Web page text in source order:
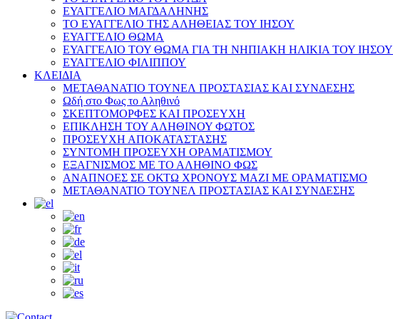
ΕΥΑΓΓΕΛΙΟ ΜΑΓΔΑΛΗΝΗΣ
ΤΟ ΕΥΑΓΓΕΛΙΟ ΤΗΣ ΑΛΗΘΕΙΑΣ ΤΟΥ ΙΗΣΟΥ
ΕΥΑΓΓΕΛΙΟ ΘΩΜΑ
ΕΥΑΓΓΕΛΙΟ ΤΟΥ ΘΩΜΑ ΓΙΑ ΤΗ ΝΗΠΙΑΚΗ ΗΛΙΚΙΑ ΤΟΥ ΙΗΣΟΥ
ΕΥΑΓΓΕΛΙΟ ΦΙΛΙΠΠΟΥ
ΚΛΕΙΔΙΑ
ΜΕΤΑΘΑΝΑΤΙΟ ΤΟΥΝΕΛ ΠΡΟΣΤΑΣΙΑΣ ΚΑΙ ΣΥΝΔΕΣΗΣ
Ωδή στο Φως το Αληθινό
ΣΚΕΠΤΟΜΟΡΦΕΣ ΚΑΙ ΠΡΟΣΕΥΧΗ
ΕΠΙΚΛΗΣΗ ΤΟΥ ΑΛΗΘΙΝΟΥ ΦΩΤΟΣ
ΠΡΟΣΕΥΧΗ ΑΠΟΚΑΤΑΣΤΑΣΗΣ
ΣΥΝΤΟΜΗ ΠΡΟΣΕΥΧΗ ΟΡΑΜΑΤΙΣΜΟΥ
ΕΞΑΓΝΙΣΜΟΣ ΜΕ ΤΟ ΑΛΗΘΙΝΟ ΦΩΣ
ΑΝΑΠΝΟΕΣ ΣΕ ΟΚΤΩ ΧΡΟΝΟΥΣ ΜΑΖΙ ΜΕ ΟΡΑΜΑΤΙΣΜΟ
ΜΕΤΑΘΑΝΑΤΙΟ ΤΟΥΝΕΛ ΠΡΟΣΤΑΣΙΑΣ ΚΑΙ ΣΥΝΔΕΣΗΣ